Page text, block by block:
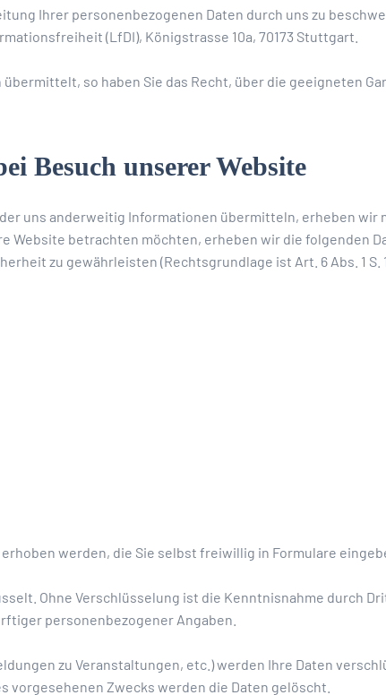
Ihrer personenbezogenen Daten durch uns zu
(LfDI), Königstrasse 10a, 70173 Stuttgart.
so haben Sie das Recht, über die geeigneten
Besuch unserer Website
uns anderweitig Informationen übermitteln, erheben wir
Website betrachten möchten, erheben wir die folgenden
zu gewährleisten (Rechtsgrundlage ist Art. 6 Abs. 1 S. 1
werden, die Sie selbst freiwillig in Formulare
Ohne Verschlüsselung ist die Kenntnisnahme durch
personenbezogener Angaben.
zu Veranstaltungen, etc.) werden Ihre Daten
Zwecks werden die Daten gelöscht.